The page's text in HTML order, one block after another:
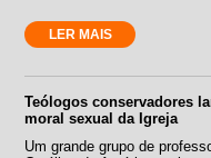
LER MAIS
Teólogos conservadores
moral sexual da Igreja
Um grande grupo de